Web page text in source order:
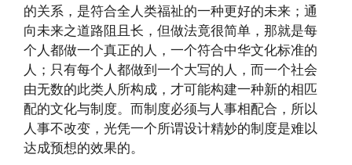
的关系，是符合全人类福祉的一种更好的未来；通
向未来之道路阻且长，但做法竟很简单，那就是每
个人都做一个真正的人，一个符合中华文化标准的
人；只有每个人都做到一个大写的人，而一个社会
由无数的此类人所构成，才可能构建一种新的相匹
配的文化与制度。而制度必须与人事相配合，所以
人事不改变，光凭一个所谓设计精妙的制度是难以
达成预想的效果的。